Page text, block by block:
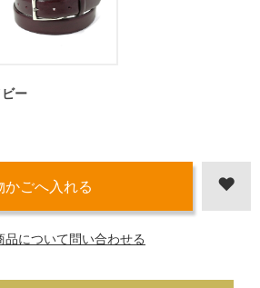
ー
品について問い合わせる